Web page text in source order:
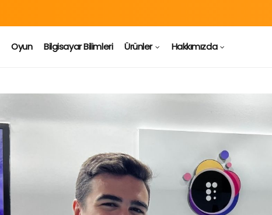
Oyun Bilgisayar Bilimleri Ürünler Hakkımızda